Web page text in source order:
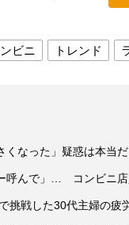
ビニ トレンド
くなった」疑惑は本当
呼んで」… コンビニ
挑戦した30代主婦の疲